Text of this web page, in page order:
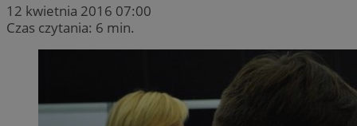
12 kwietnia 2016 07:00
Czas czytania: 6 min.